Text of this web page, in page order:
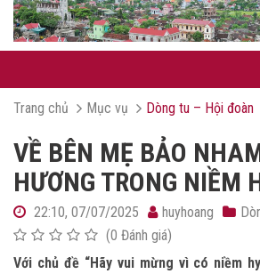
Trang chủ Mục vụ Dòng tu – Hội đoàn
VỀ BÊN MẸ BẢO
HƯƠNG TRONG NIỀM
22:10, 07/07/2025 huyhoang
(0 Đánh giá)
Với chủ đề “Hãy vui mừng vì có niềm